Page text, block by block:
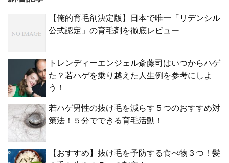
【俺的育毛剤決定版】日本で唯一「リデンシル
公式認定」の育毛剤を徹底レビュー
トレンディーエンジェル斎藤司はいつからハゲ
た？若ハゲを乗り越えた人生例を参考にしよ
う！
若ハゲ男性の抜け毛を減らす５つのおすすめ対
策法！５分でできる育毛活動！
【おすすめ】抜け毛を予防する食べ物３つ！髪